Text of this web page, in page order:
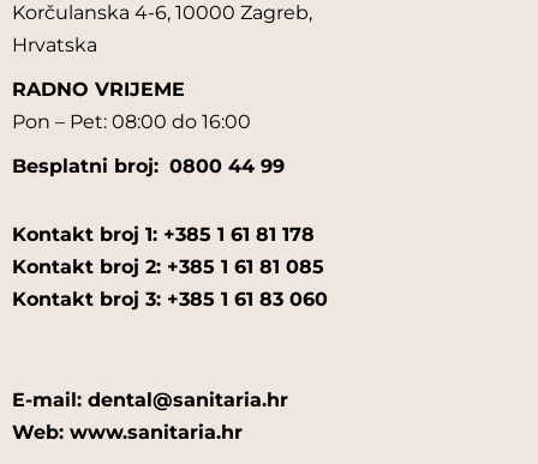
Korčulanska 4-6, 10000 Zagreb,
Hrvatska
RADNO VRIJEME
Pon – Pet: 08:00 do 16:00
Besplatni broj: 0800 44 99
Kontakt broj 1: +385 1 61 81 178
Kontakt broj 2: +385 1 61 81 085
Kontakt broj 3: +385 1 61 83 060
E-mail: dental@sanitaria.hr
Web: www.sanitaria.hr